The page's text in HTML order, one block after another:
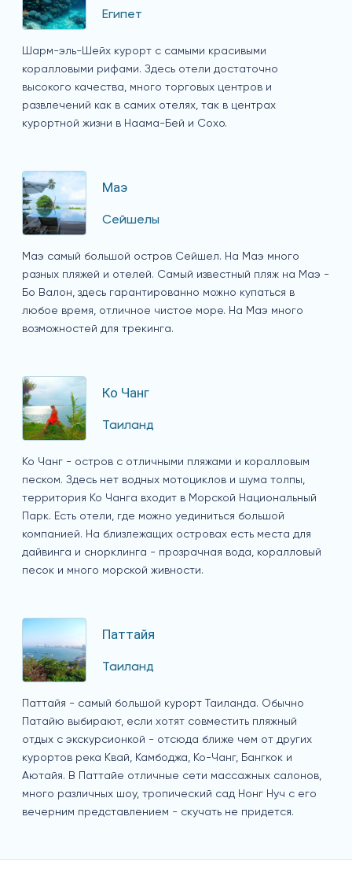
Египет
Шарм-эль-Шейх курорт с самыми красивыми
коралловыми рифами. Здесь отели достаточно
высокого качества, много торговых центров и
развлечений как в самих отелях, так в центрах
курортной жизни в Наама-Бей и Сохо.
Маэ
Сейшелы
Маэ самый большой остров Сейшел. На Маэ много
разных пляжей и отелей. Самый известный пляж на Маэ -
Бо Валон, здесь гарантированно можно купаться в
любое время, отличное чистое море. На Маэ много
возможностей для трекинга.
Ко Чанг
Таиланд
Ко Чанг - остров с отличными пляжами и коралловым
песком. Здесь нет водных мотоциклов и шума толпы,
территория Ко Чанга входит в Морской Национальный
Парк. Есть отели, где можно уединиться большой
компанией. На близлежащих островах есть места для
дайвинга и снорклинга - прозрачная вода, коралловый
песок и много морской живности.
Паттайя
Таиланд
Паттайя - самый большой курорт Таиланда. Обычно
Патайю выбирают, если хотят совместить пляжный
отдых с экскурсионкой - отсюда ближе чем от других
курортов река Квай, Камбоджа, Ко-Чанг, Бангкок и
Аютайя. В Паттайе отличные сети массажных салонов,
много различных шоу, тропический сад Нонг Нуч с его
вечерним представлением - скучать не придется.